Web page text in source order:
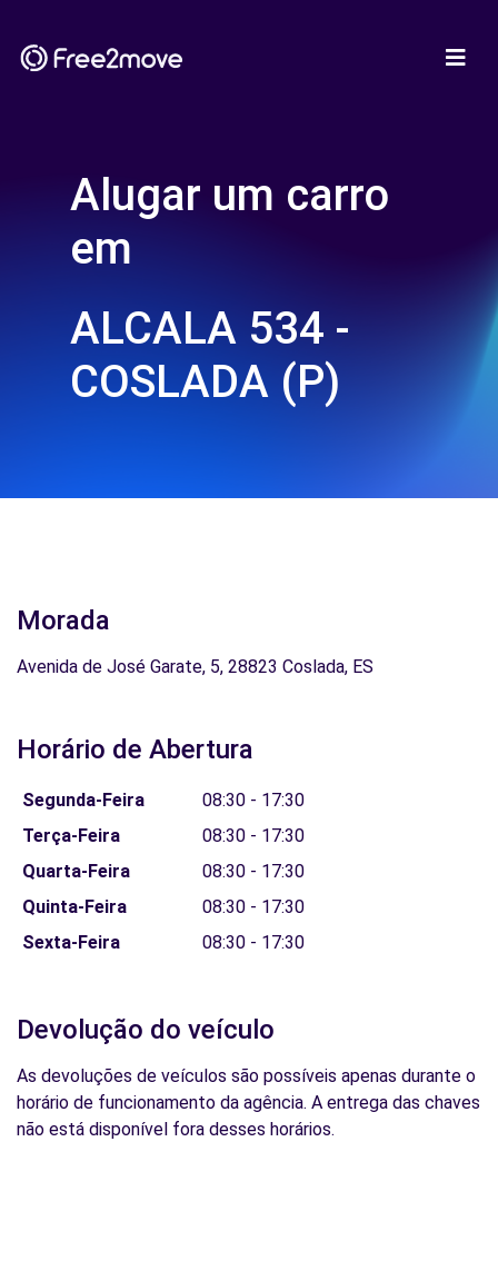
Alugar um carro
em
ALCALA 534 -
COSLADA (P)
Morada
Avenida de José Garate, 5, 28823 Coslada, ES
Horário de Abertura
Segunda-Feira
08:30 - 17:30
Terça-Feira
08:30 - 17:30
Quarta-Feira
08:30 - 17:30
Quinta-Feira
08:30 - 17:30
Sexta-Feira
08:30 - 17:30
Devolução do veículo
As devoluções de veículos são possíveis apenas durante o
horário de funcionamento da agência. A entrega das chaves
não está disponível fora desses horários.